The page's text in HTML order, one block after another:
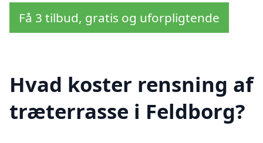
Få 3 tilbud, gratis og uforpligtende
Hvad koster rensning af
træterrasse i Feldborg?